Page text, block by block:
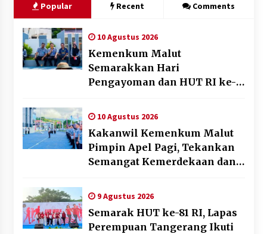
Popular Recent Comments
10 Agustus 2026
Kemenkum Malut
Semarakkan Hari
Pengayoman dan HUT RI ke-
Gawang Mini Dangdut
10 Agustus 2026
Kakanwil Kemenkum Malut
Pimpin Apel Pagi, Tekankan
Semangat Kemerdekaan dan
Publik
9 Agustus 2026
Semarak HUT ke-81 RI, Lapas
Perempuan Tangerang Ikuti